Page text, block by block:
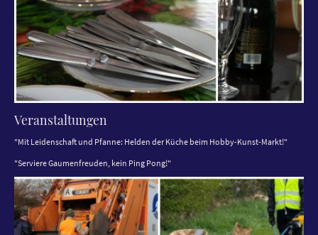
Veranstaltungen
"Mit Leidenschaft und Pfanne: Helden der Küche beim Hobby-Kunst-Markt!"
"Serviere Gaumenfreuden, kein Ping Pong!"